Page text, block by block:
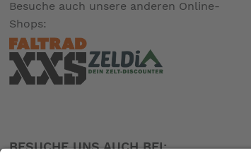
Besuche auch unsere anderen Online-
Shops:
BESUCHE UNS AUCH BEI: